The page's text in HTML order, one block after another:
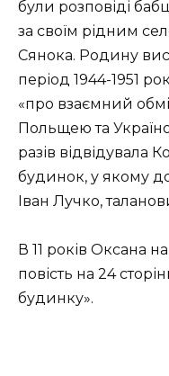
були розповіді
за своїм рідним
Сянока. Родину
період 1944-1951
«про взаємний
Польщею та
разів відвідувала
будинок, у якому
Іван Лучко,
В 11 років Оксана
повість на 24
будинку».